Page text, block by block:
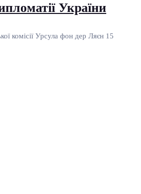
України
комісії Урсула фон дер Ляєн 15